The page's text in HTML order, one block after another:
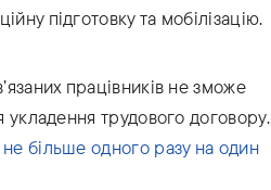
підготовку та мобілізацію.
працівників не зможе
укладення трудового договору.
не більше одного разу на один